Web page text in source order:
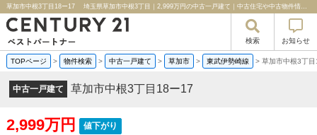
草加市中根3丁目18ー17 埼玉県草加市中根3丁目｜2,999万円の中古一戸建て｜中古住宅や中古物件情報｜センチュリー２１ベストパートナー
検索 お知らせ
TOPページ > 物件検索 > 中古一戸建て > 草加市 > 東武伊勢崎線 > 草加市中根3丁
中古一戸建て 草加市中根3丁目18ー17
2,999万円 値下がり